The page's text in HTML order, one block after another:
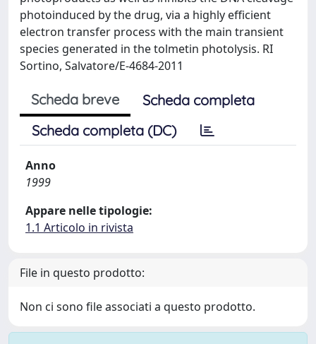
photoinduced by the drug, via a highly efficient
electron transfer process with the main transient
species generated in the tolmetin photolysis. RI
Sortino, Salvatore/E-4684-2011
Scheda breve
Scheda completa
Scheda completa (DC)
Anno
1999
Appare nelle tipologie:
1.1 Articolo in rivista
File in questo prodotto:
Non ci sono file associati a questo prodotto.